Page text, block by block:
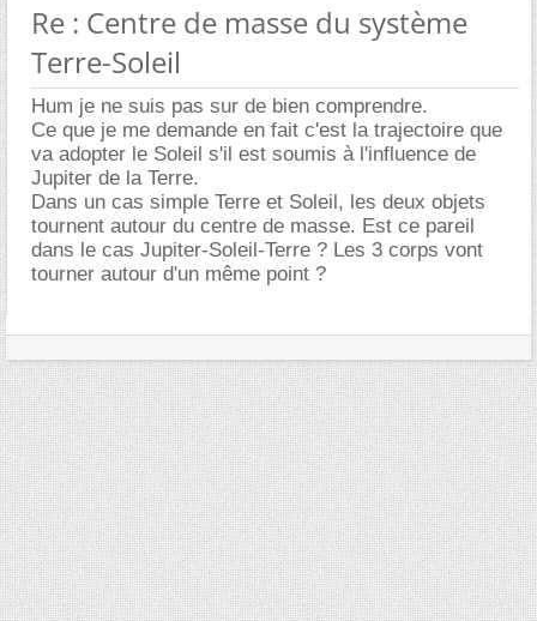
Re : Centre de masse du système
Terre-Soleil
Hum je ne suis pas sur de bien comprendre.
Ce que je me demande en fait c'est la trajectoire que
va adopter le Soleil s'il est soumis à l'influence de
Jupiter de la Terre.
Dans un cas simple Terre et Soleil, les deux objets
tournent autour du centre de masse. Est ce pareil
dans le cas Jupiter-Soleil-Terre ? Les 3 corps vont
tourner autour d'un même point ?